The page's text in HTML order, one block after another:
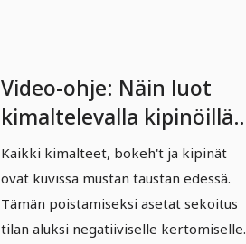
Video-ohje: Näin luot
kimaltelevalla kipinöillä
jännittäviä
kipinäefektejä.
Kaikki kimalteet, bokeh't ja kipinät
ovat kuvissa mustan taustan edessä.
Tämän poistamiseksi asetat sekoitus
tilan aluksi negatiiviselle kertomiselle.